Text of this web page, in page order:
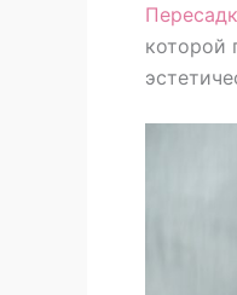
которой